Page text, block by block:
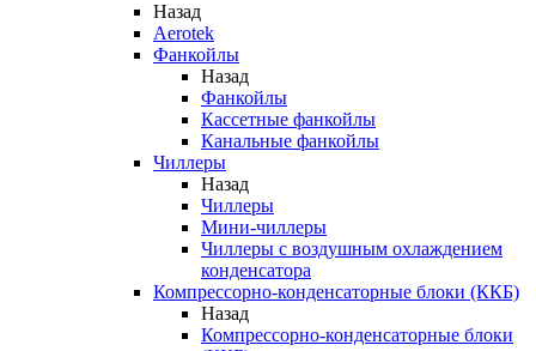
Назад
Aerotek
Фанкойлы
Назад
Фанкойлы
Кассетные фанкойлы
Канальные фанкойлы
Чиллеры
Назад
Чиллеры
Мини-чиллеры
Чиллеры с воздушным охлаждением
конденсатора
Компрессорно-конденсаторные блоки (ККБ)
Назад
Компрессорно-конденсаторные блоки